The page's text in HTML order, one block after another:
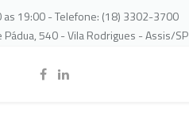
as 19:00 - Telefone: (18) 3302-3700
Pádua, 540 - Vila Rodrigues - Assis/SP